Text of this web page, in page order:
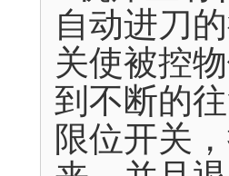
自动进刀
关使被控
到不断的
限位开关